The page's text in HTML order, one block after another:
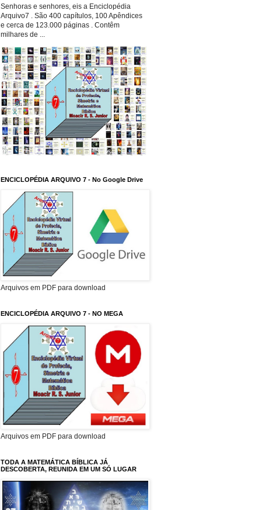
Senhoras e senhores, eis a Enciclopédia
Arquivo7 . São 400 capítulos, 100 Apêndices
e cerca de 123.000 páginas . Contêm
milhares de ...
ENCICLOPÉDIA ARQUIVO 7 - No Google Drive
Arquivos em PDF para download
ENCICLOPÉDIA ARQUIVO 7 - NO MEGA
Arquivos em PDF para download
TODA A MATEMÁTICA BÍBLICA JÁ
DESCOBERTA, REUNIDA EM UM SÓ LUGAR